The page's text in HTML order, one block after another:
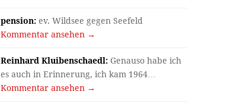
pension: ev. Wildsee gegen Seefeld
Kommentar ansehen →
Reinhard Kluibenschaedl: Genauso habe ich
es auch in Erinnerung, ich kam 1964…
Kommentar ansehen →